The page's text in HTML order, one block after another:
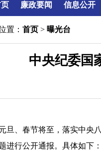
廉政要闻 信息公开
置：首页 >曝光台
中央纪委国
旦、春节将至，落实中央
进行公开通报。具体如下：